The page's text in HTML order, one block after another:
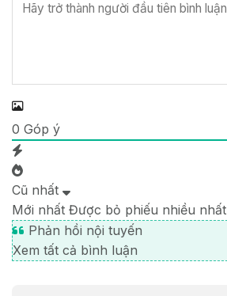
0 Góp ý
Cũ nhất
Mới nhất Được bỏ phiếu nhiều nhất
Phản hồi nội tuyến
Xem tất cả bình luận